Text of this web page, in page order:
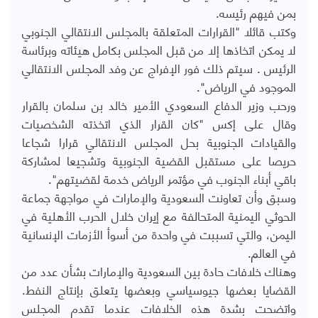
بمن فيهم رئيسه.
وكتب قائلا "القرارات المتعلقة بالمجلس الانتقالي الجنوبي
لا يمكن اتخاذها إلا من قبل المجلس بكامل هيئاته وبرئاسة
الرئيس . سيتم ذلك فور الإفراج عن وفد المجلس الانتقالي
الموجود في الرياض".
ورحب وزير الدفاع السعودي الأمير خالد بن سلمان بالقرار
وقال على إكس "كان القرار الذي اتخذته الشخصيات
والقيادات الجنوبية بحل المجلس الانتقالي قرارا شجاعا
حريصا على مستقبل القضية الجنوبية وتشجيعا لمشاركة
باقي أبناء الجنوب في مؤتمر الرياض خدمة لقضيتهم".
وسبق وأن تعاونت السعودية والإمارات في مواجهة جماعة
الحوثي اليمنية المتحالفة مع إيران خلال الحرب الأهلية في
اليمن، والتي تسببت في واحدة من أسوأ الأزمات الإنسانية
في العالم.
وهناك خلافات حادة بين السعودية والإمارات بشأن عدد من
القضايا بعضها جيوسياسي وبعضها يتعلق بإنتاج النفط.
واتضحت بشدة هذه الخلافات عندما تقدم المجلس